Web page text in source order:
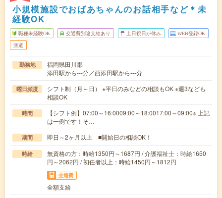
小規模施設でおばあちゃんのお話相手など＊未
経験OK
職種未経験OK 交通費別途支給あり 土日祝日が休み WEB登録OK
派遣
勤務地
福岡県田川郡
添田駅から---分／西添田駅から---分
曜日頻度
シフト制（月～日） ※平日のみなどの相談もOK ※週3なども
相談OK
時間
【シフト例】07:00～16:0009:00～18:0017:00～09:00※ 上記
は一例です！そ…
期間 即日～2ヶ月以上 ■開始日の相談OK！
時給
無資格の方：時給1350円～1687円 / 介護福祉士：時給1650
円～2062円 / 初任者以上：時給1450円～1812円
交通費
全額支給